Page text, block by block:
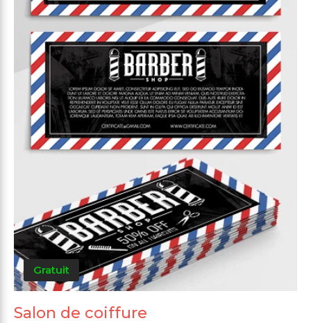
Gratuit
Salon de coiffure